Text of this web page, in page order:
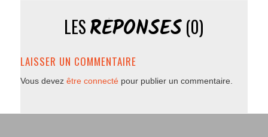
LESRÉPONSES(0)
LAISSER UN COMMENTAIRE
Vous devez être connectépour publier un commentaire.